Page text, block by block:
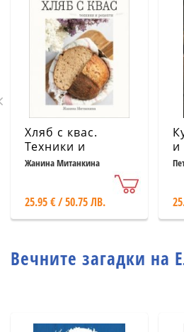
Хляб с квас.
Техники и
рецепти
Жанина Митанкина
25.95 € / 50.75 ЛВ.
и
й
Вечните загадки на